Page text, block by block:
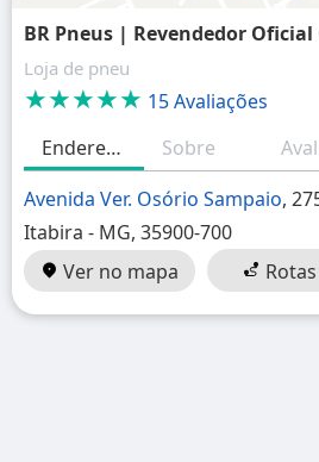
BR Pneus | Revendedor Oficial
Loja de pneu
★★★★★ 15 Avaliações
Endereço
Sobre
Avenida Ver. Osório Sampaio,
Itabira - MG, 35900-700
Ver no mapa
Rotas